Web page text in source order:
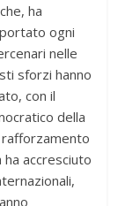
ha
ogni
nelle
sforzi hanno
con il
della
rafforzamento
accresciuto